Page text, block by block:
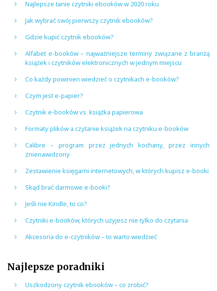
Najlepsze tanie czytniki ebooków w 2020 roku
Jak wybrać swój pierwszy czytnik ebooków?
Gdzie kupić czytnik ebooków?
Alfabet e-booków – najważniejsze terminy związane z branżą
książek i czytników elektronicznych w jednym miejscu
Co każdy powinien wiedzieć o czytnikach e-booków?
Czym jest e-papier?
Czytnik e-booków vs. książka papierowa
Formaty plików a czytanie książek na czytniku e-booków
Calibre – program przez jednych kochany, przez innych
znienawidzony
Zestawienie księgarni internetowych, w których kupisz e-booki
Skąd brać darmowe e-booki?
Jeśli nie Kindle, to co?
Czytniki e-booków, których użyjesz nie tylko do czytania
Akcesoria do e-czytników – to warto wiedzieć
Najlepsze poradniki
Uszkodzony czytnik ebooków – co zrobić?